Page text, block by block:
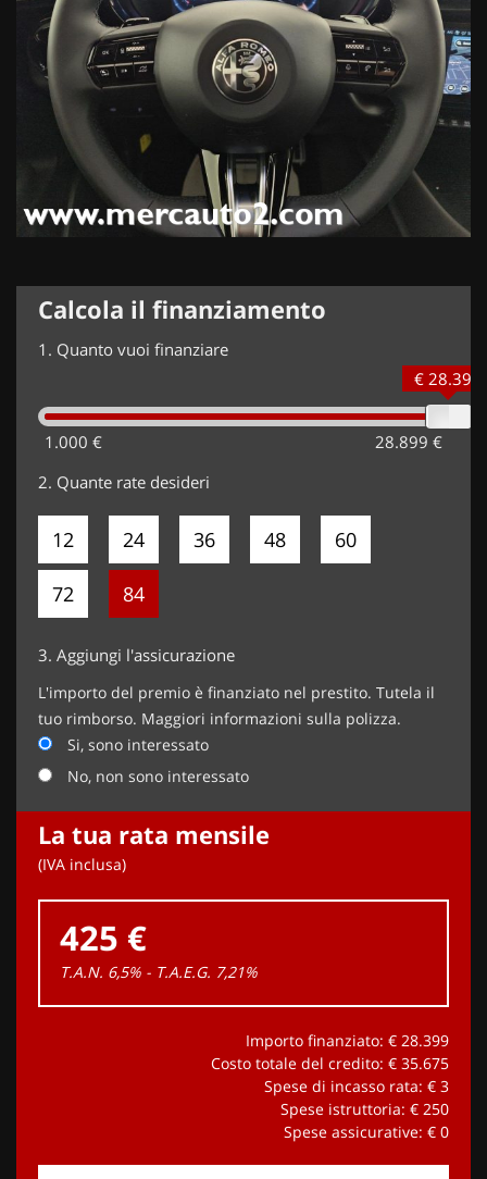
Calcola il finanziamento
1. Quanto vuoi finanziare
1.000 € 28.899 €
€ 28.399
2. Quante rate desideri
12 24 36 48 60
72 84
3. Aggiungi l'assicurazione
L'importo del premio è finanziato nel prestito. Tutela il
tuo rimborso. Maggiori informazioni sulla polizza.
Si, sono interessato
No, non sono interessato
La tua rata mensile
(IVA inclusa)
425 €
T.A.N. 6,5% - T.A.E.G. 7,21%
Importo finanziato: € 28.399
Costo totale del credito: € 35.675
Spese di incasso rata: € 3
Spese istruttoria: € 250
Spese assicurative: € 0